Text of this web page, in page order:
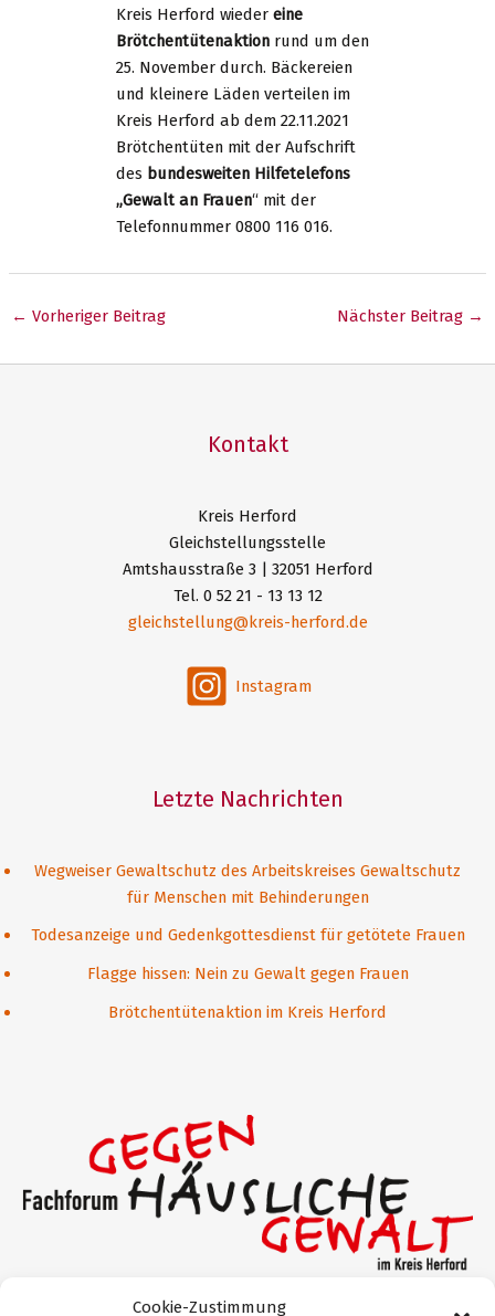
Cookie-Zustimmung
Kreis Herford wiedereine
Brötchentütenaktion rund um den
25. November durch. Bäckereien
und kleinere Läden verteilen im
Kreis Herford ab dem 22.11.2021
Brötchentüten mit der Aufschrift
des bundesweiten Hilfetelefons
„Gewalt an Frauen“ mit der
Telefonnummer 0800 116 016.
Beitragsnavigation
← Vorheriger Beitrag Nächster Beitrag →
Kontakt
Kreis Herford
Gleichstellungsstelle
Amtshausstraße 3 | 32051 Herford
Tel. 0 52 21 - 13 13 12
gleichstellung@kreis-herford.de
Instagram
Letzte Nachrichten
Wegweiser Gewaltschutz des Arbeitskreises Gewaltschutz
für Menschen mit Behinderungen
Todesanzeige und Gedenkgottesdienst für getötete Frauen
Flagge hissen: Nein zu Gewalt gegen Frauen
Brötchentütenaktion im Kreis Herford